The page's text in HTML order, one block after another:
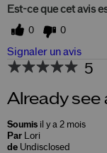
Est-ce que cet avis
0 0
Signaler un avis
5
Already see
Soumis il y a 2 mois
Par
Lori
de Undisclosed